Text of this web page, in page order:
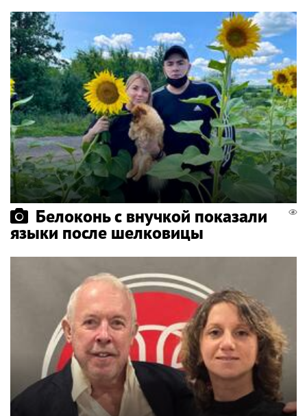
Белоконь с внучкой показали
языки после шелковицы